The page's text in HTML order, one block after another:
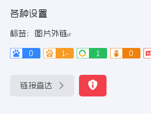
各种设置
标签： 图片外链
0 1- 1 0
链接直达